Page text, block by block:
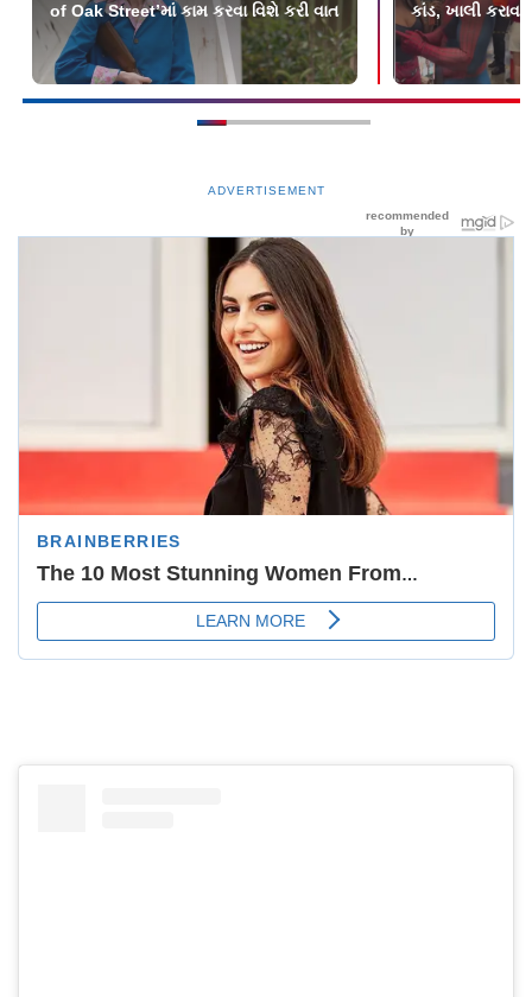
of Oak Street’માં કામ કરવા વિશે કરી વાત
કાંડ, ખાલી
ADVERTISEMENT